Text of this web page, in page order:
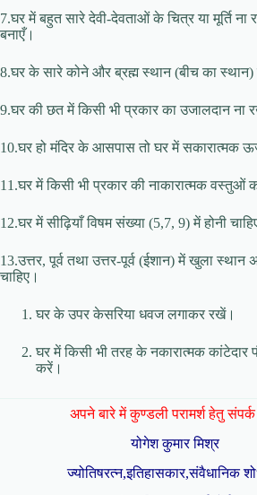
7.घर में बहुत सारे देवी-देवताओं के चित्र या मूर्ति ना
बनाएँ।
8.घर के सारे कोने और ब्रह्म स्थान (बीच का
9.घर की छत में किसी भी प्रकार का उजालदान ना
10.घर हो मंदिर के आसपास तो घर में सकारात्मक
11.घर में किसी भी प्रकार की नाकारात्मक वस्तुओं
12.घर में सीढ़ियाँ विषम संख्या (5,7, 9) में होनी
13.उत्तर, पूर्व तथा उत्तर-पूर्व (ईशान) में खुला स्थान
चाहिए।
घर के उपर केसरिया धवज लगाकर रखें।
घर में किसी भी तरह के नकारात्मक कांटेदार
करें।
अपने बारे में कुण्डली परामर्श हेतु
योगेश कुमार मिश्र
ज्योतिषरत्न,इतिहासकार,संवैधानिक